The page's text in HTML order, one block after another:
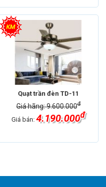
Quạt trần đèn TD-11
Giá hãng: 9.600.000đ
Giá bán:4.190.000đ